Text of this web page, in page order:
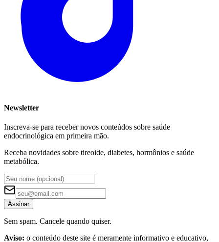
Newsletter
Inscreva-se para receber novos conteúdos sobre saúde
endocrinológica em primeira mão.
Receba novidades sobre tireoide, diabetes, hormônios e saúde
metabólica.
Assinar
Sem spam. Cancele quando quiser.
Aviso: o conteúdo deste site é meramente informativo e educativo,